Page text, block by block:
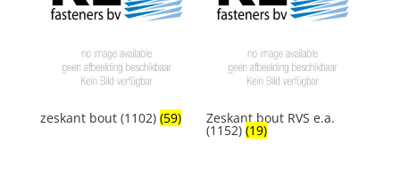
zeskant bout (1102) (59) Zeskant bout RVS e.a.
(1152)(19)